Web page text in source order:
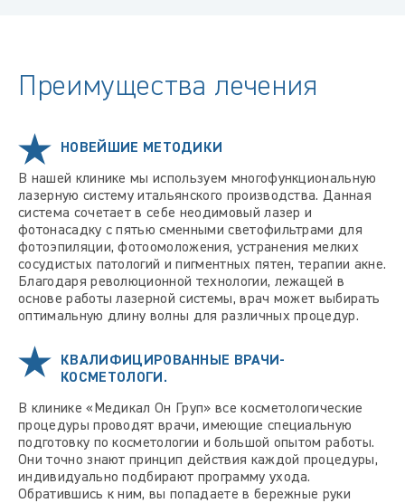
Преимущества лечения
НОВЕЙШИЕ МЕТОДИКИ
В нашей клинике мы используем многофункциональную
лазерную систему итальянского производства. Данная
система сочетает в себе неодимовый лазер и
фотонасадку с пятью сменными светофильтрами для
фотоэпиляции, фотоомоложения, устранения мелких
сосудистых патологий и пигментных пятен, терапии акне.
Благодаря революционной технологии, лежащей в
основе работы лазерной системы, врач может выбирать
оптимальную длину волны для различных процедур.
КВАЛИФИЦИРОВАННЫЕ ВРАЧИ-
КОСМЕТОЛОГИ.
В клинике «Медикал Он Груп» все косметологические
процедуры проводят врачи, имеющие специальную
подготовку по косметологии и большой опытом работы.
Они точно знают принцип действия каждой процедуры,
индивидуально подбирают программу ухода.
Обратившись к ним, вы попадаете в бережные руки